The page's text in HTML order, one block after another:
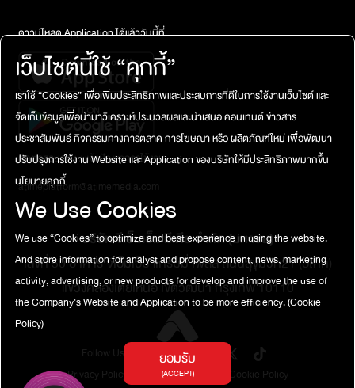
ดาวน์โหลด Application ได้แล้ววันนี้ที่
ติดต่อสอบถาม / แจ้งปัญหาการใช้งาน
atimeplatform@atimemedia.com
บริษัท จีเอ็มเอ็ม มีเดีย จำกัด (มหาชน)
เลขที่ 50 อาคาร จีเอ็มเอ็ม แกรมมี่ เพลส ถนนสุขุมวิท21 (อโศก)
แขวงคลองเตยเหนือ เขตวัฒนา กรุงเทพ 10110
Follow Us
Privacy Policy
Terms of Service Cookie Policy
เว็บไซต์นี้ใช้ “คุกกี้”
เราใช้ “Cookies” เพื่อเพิ่มประสิทธิภาพและประสบการที่ดีในการใช้งานเว็บไซต์ และ
จัดเก็บข้อมูลเพื่อนำมาวิเคราะห์ประมวลผลและนำเสนอ คอนเทนต์ ข่าวสาร
ประชาสัมพันธ์ กิจกรรมทางการตลาด การโฆษณา หรือ ผลิตภัณฑ์ใหม่ เพื่อพัฒนา
ปรับปรุงการใช้งาน Website และ Application ของบริษัทให้มีประสิทธิภาพมากขึ้น
นโยบายคุกกี้
We Use Cookies
We use “Cookies” to optimize and best experience in using the website.
And store information for analyst and propose content, news, marketing
activity, advertising, or new products for develop and improve the use of
the Company's Website and Application to be more efficiency.(Cookie
Policy)
ยอมรับ
(ACCEPT)